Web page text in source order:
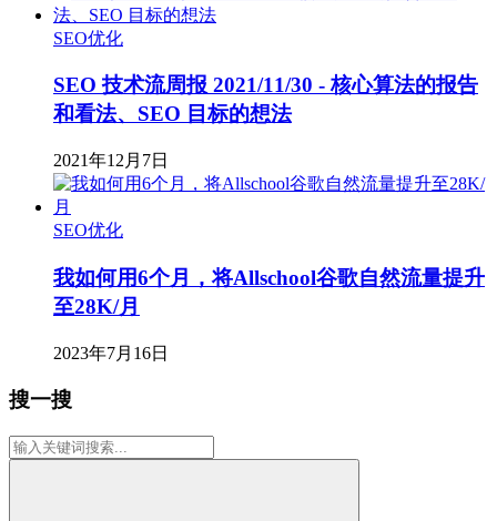
SEO优化
SEO 技术流周报 2021/11/30 - 核心算法的报告
和看法、SEO 目标的想法
2021年12月7日
SEO优化
我如何用6个月，将Allschool谷歌自然流量提升
至28K/月
2023年7月16日
搜一搜